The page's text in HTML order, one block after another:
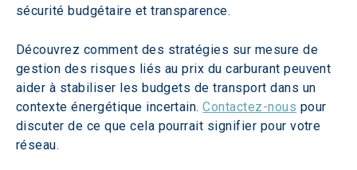
sécurité budgétaire et transparence.
Découvrez comment des stratégies sur mesure de
gestion des risques liés au prix du carburant peuvent
aider à stabiliser les budgets de transport dans un
contexte énergétique incertain. Contactez-nous pour
discuter de ce que cela pourrait signifier pour votre
réseau.